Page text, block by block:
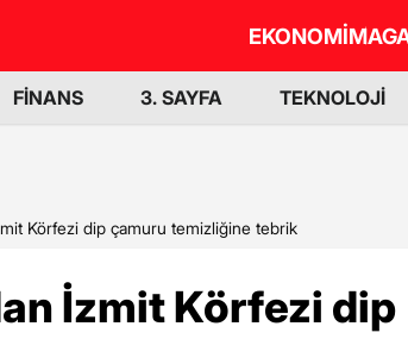
EKONOMİ
FİNANS 3. SAYFA TEKNOLOJİ
Körfezi dip çamuru temizliğine tebrik
İzmit Körfezi dip